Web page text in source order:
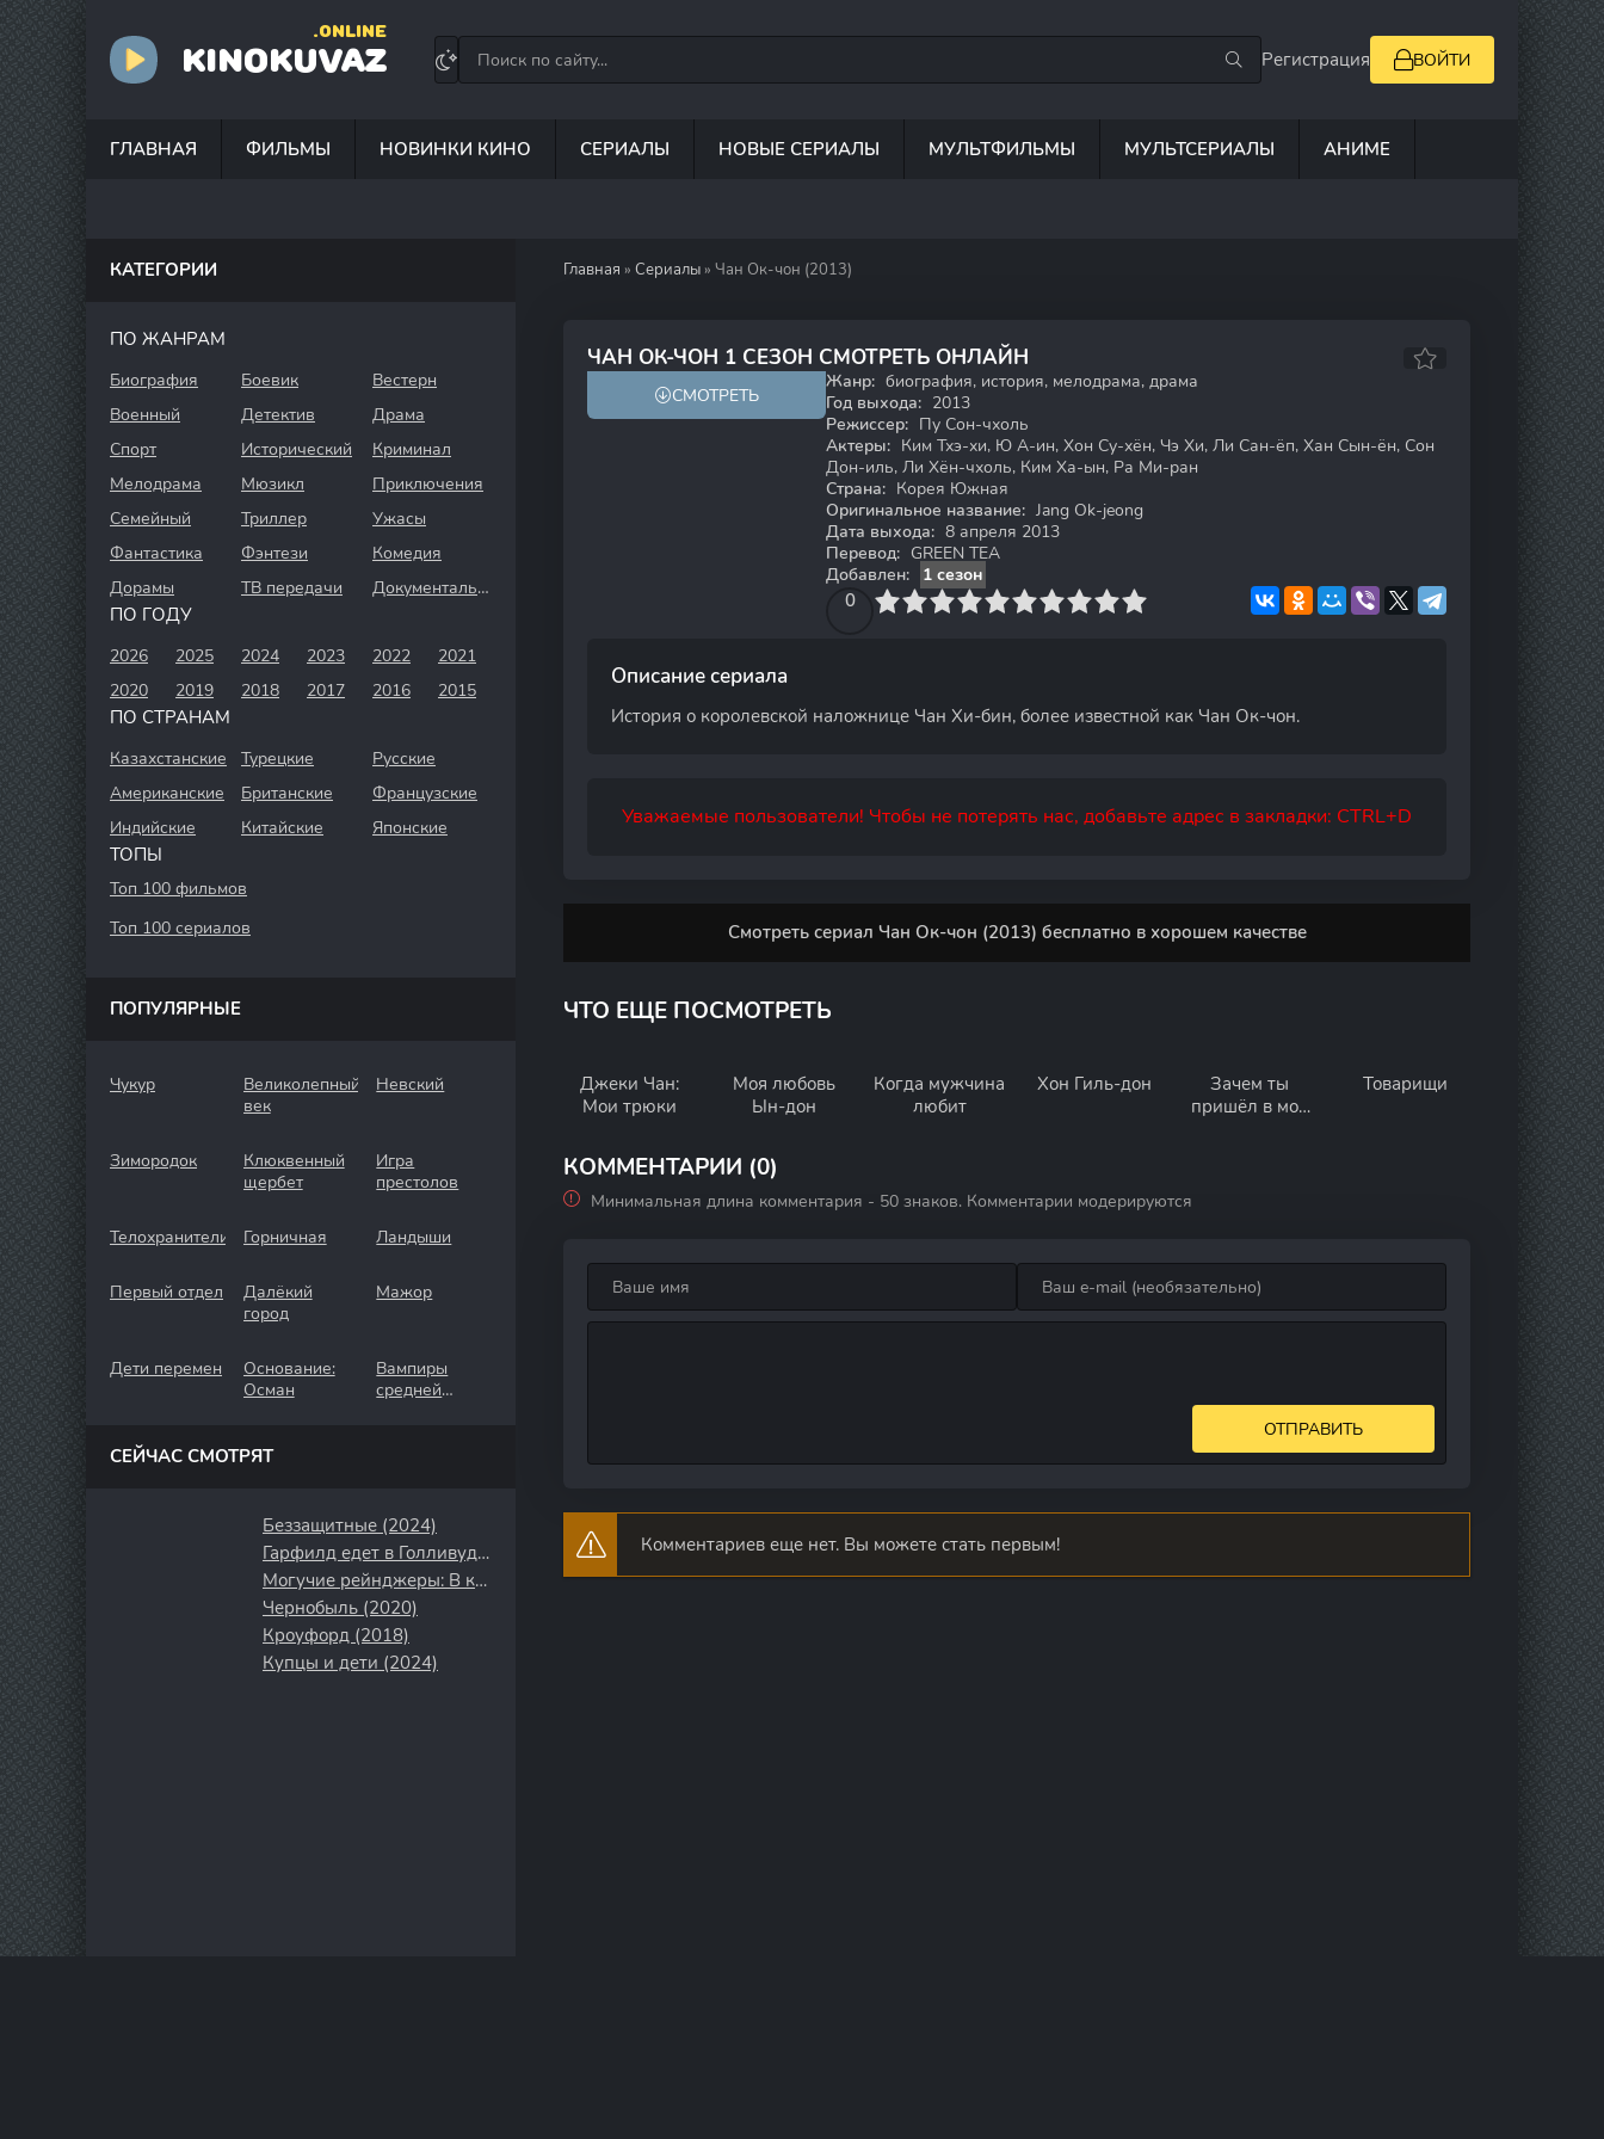
KINOKUVAZ
.ONLINE
Регистрация ВОЙТИ
ГЛАВНАЯ ФИЛЬМЫ НОВИНКИ КИНО СЕРИАЛЫ НОВЫЕ СЕРИАЛЫ МУЛЬТФИЛЬМЫ МУЛЬТСЕРИАЛЫ АНИМЕ
Главная » Сериалы » Чан Ок-чон (2013)
ЧАН ОК-ЧОН 1 СЕЗОН СМОТРЕТЬ ОНЛАЙН
7.8 7.5
СМОТРЕТЬ
Жанр: биография, история, мелодрама, драма
Год выхода: 2013
Режиссер: Пу Сон-чхоль
Актеры: Ким Тхэ-хи, Ю А-ин, Хон Су-хён, Чэ Хи, Ли Сан-ёп, Хан Сын-ён, Сон
Дон-иль, Ли Хён-чхоль, Ким Ха-ын, Ра Ми-ран
Страна: Корея Южная
Оригинальное название: Jang Ok-jeong
Дата выхода: 8 апреля 2013
Перевод: GREEN TEA
Добавлен:
1 сезон
0
4 6 7 8 9 10
Описание сериала
История о королевской наложнице Чан Хи-бин, более известной как Чан Ок-чон.
Уважаемые пользователи! Чтобы не потерять нас, добавьте адрес в закладки: CTRL+D
Смотреть сериал Чан Ок-чон (2013) бесплатно в хорошем качестве
ЧТО ЕЩЕ ПОСМОТРЕТЬ
Джеки Чан:
Мои трюки
Моя любовь
Ын-дон
Когда мужчина
любит
Хон Гиль-дон
Зачем ты
пришёл в мой
Товарищи
КОММЕНТАРИИ (0)
Минимальная длина комментария - 50 знаков. Комментарии модерируются
ОТПРАВИТЬ
Комментариев еще нет. Вы можете стать первым!
КАТЕГОРИИ
ПО ЖАНРАМ
Биография Боевик
Вестерн
Военный
Детектив
Драма
Спорт
Исторический
Криминал
Мелодрама
Мюзикл
Приключения
Семейный
Триллер
Ужасы
Фантастика
Фэнтези
Комедия
Дорамы
ТВ передачи Документальный
ПО ГОДУ
2026 2025 2024 2023 2022
2021
2020
2019 2018 2017 2016 2015
ПО СТРАНАМ
Казахстанские Турецкие
Русские
Американские
Британские
Французские
Индийские
Китайские Японские
ТОПЫ
Топ 100 фильмов
Топ 100 сериалов
ПОПУЛЯРНЫЕ
Чукур
Великолепный
век
Невский
Зимородок
Клюквенный
щербет
Игра
престолов
Телохранители Горничная Ландыши
Первый отдел
Далёкий
город
Мажор
Дети перемен
Основание:
Осман
Вампиры
средней
СЕЙЧАС СМОТРЯТ
Беззащитные (2024)
Гарфилд едет в Голливуд (1987)
Могучие рейнджеры: В космосе (1998)
Чернобыль (2020)
Кроуфорд (2018)
Купцы и дети (2024)